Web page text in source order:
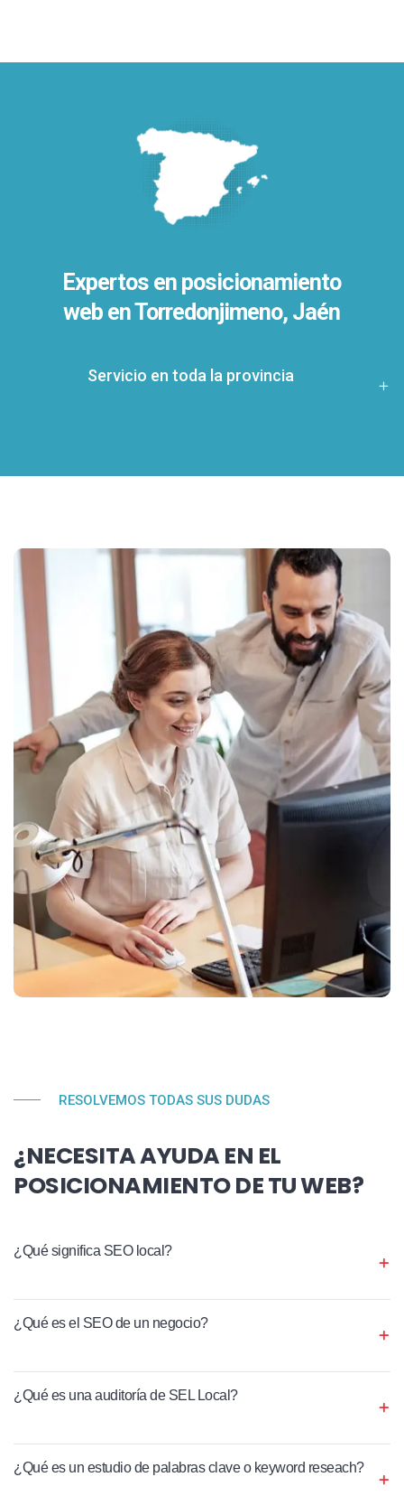
Expertos en posicionamiento
web en Torredonjimeno, Jaén
Servicio en toda la provincia
RESOLVEMOS TODAS SUS DUDAS
¿NECESITA AYUDA EN EL
POSICIONAMIENTO DE TU WEB?
¿Qué significa SEO local?
¿Qué es el SEO de un negocio?
¿Qué es una auditoría de SEL Local?
¿Qué es un estudio de palabras clave o keyword reseach?